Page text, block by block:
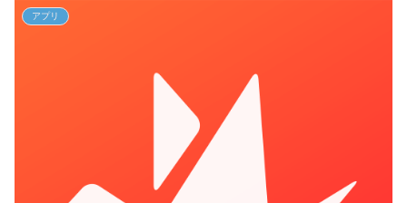
アプリ